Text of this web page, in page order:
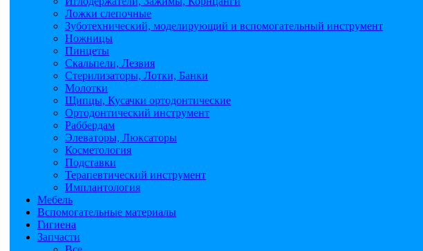
Ложки слепочные
Зуботехнический, моделирующий и вспомогательный инструмент
Ножницы
Пинцеты
Скальпели, Лезвия
Стерилизаторы, Лотки, Банки
Молотки
Щипцы, Кусачки ортодонтические
Ортодонтический инструмент
Раббердам
Элеваторы, Люксаторы
Косметология
Подставки
Терапевтический инструмент
Имплантология
Мебель
Вспомогательные материалы
Гигиена
Запчасти